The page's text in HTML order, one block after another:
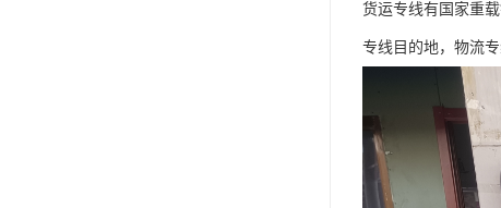
货运专线有国家重
专线目的地，物流